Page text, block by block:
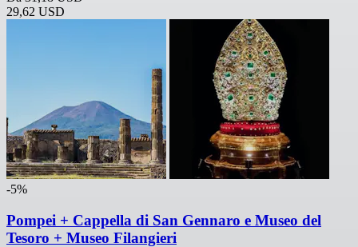
29,62 USD
-5%
Pompei + Cappella di San Gennaro e Museo del
Tesoro + Museo Filangieri